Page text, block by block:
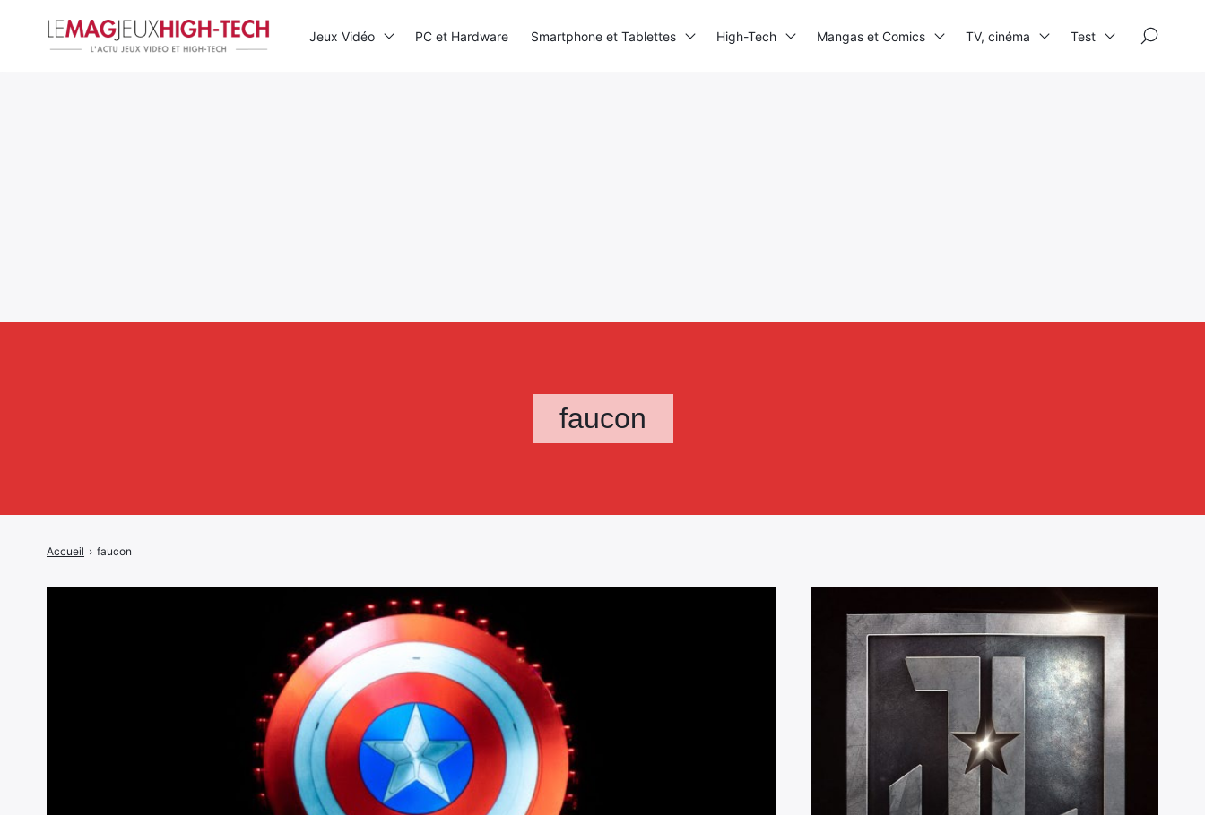
faucon
Accueil › faucon
Jeux Vidéo PC et Hardware Smartphone et Tablettes High-Tech Mangas et Comics TV, cinéma Test